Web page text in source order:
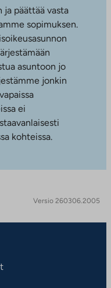
päättää vasta
sopimuksen.
asuntoon jo
jonkin
ei
kohteissa.
Versio 260306.2005